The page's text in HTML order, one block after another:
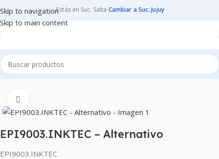
Skip to navigation
Skip to main content
Estás en Suc. Salta·Cambiar a Suc. Jujuy
Inicio CONSUMIBLES CARTUCHOS PARA IMPRESORAS
EPI9003.INKTEC – Alternativo
EPI9003.INKTEC